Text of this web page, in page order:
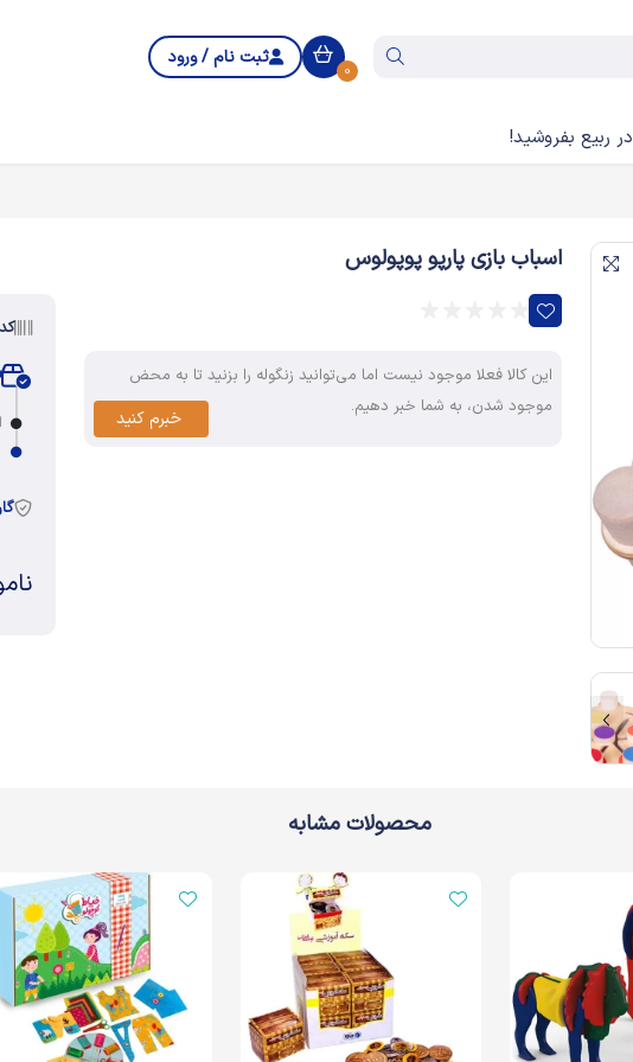
0
ثبت نام / ورود
در ربیع بفروشید!
اسباب بازی پارپو پوپولوس
این کالا فعلا موجود نیست اما می‌توانید زنگوله را بزنید تا به محض
موجود شدن، به شما خبر دهیم.
خبرم کنید
محصولات مشابه